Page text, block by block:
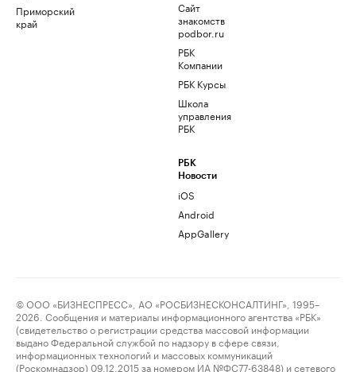
Приморский
край
Сайт
знакомств
podbor.ru
РБК
Компании
РБК Курсы
Школа
управления
РБК
РБК
Новости
iOS
Android
AppGallery
© ООО «БИЗНЕСПРЕСС», АО «РОСБИЗНЕСКОНСАЛТИНГ», 1995–
2026. Сообщения и материалы информационного агентства «РБК»
(свидетельство о регистрации средства массовой информации
выдано Федеральной службой по надзору в сфере связи,
информационных технологий и массовых коммуникаций
(Роскомнадзор) 09.12.2015 за номером ИА №ФС77-63848) и сетевого